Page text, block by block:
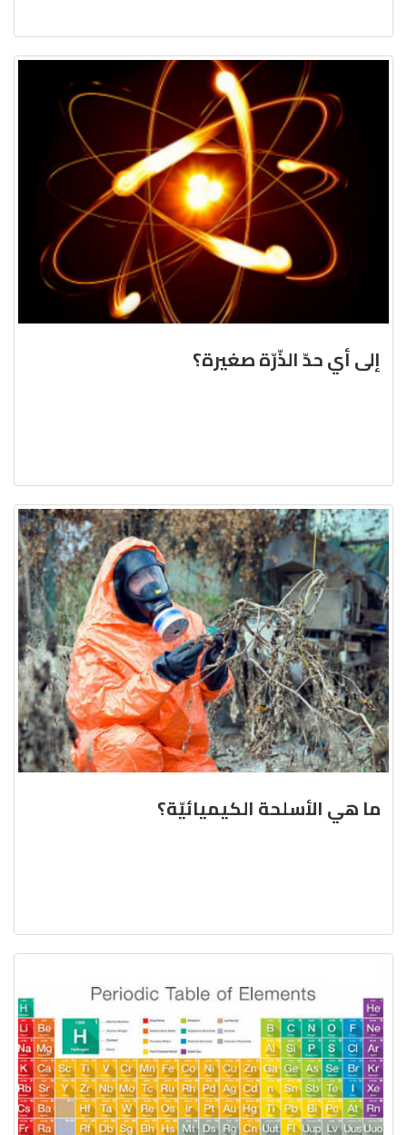
إلى أي حدّ الذّرّة صغيرة؟
ما هي الأسلحة الكيميائيّة؟